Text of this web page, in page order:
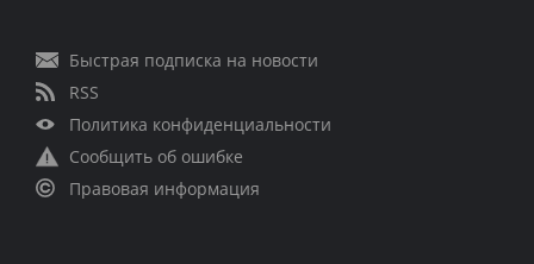
Быстрая подписка на новости
RSS
Политика конфиденциальности
Сообщить об ошибке
Правовая информация